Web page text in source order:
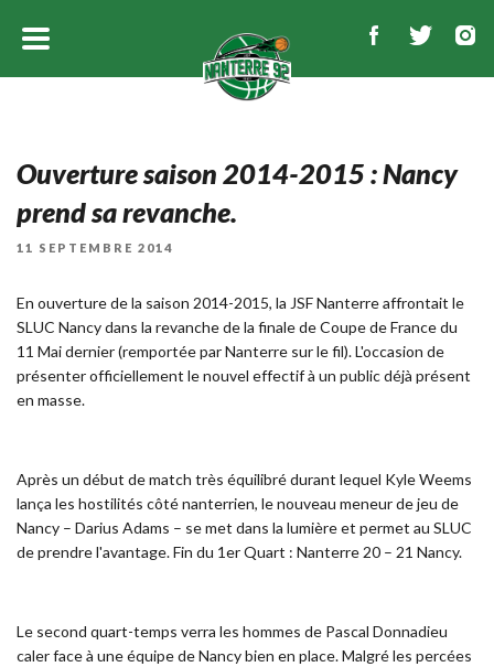
Ouverture saison 2014-2015 : Nancy
prend sa revanche.
PUBLIÉ
11 SEPTEMBRE 2014
En ouverture de la saison 2014-2015, la JSF Nanterre affrontait le
SLUC Nancy dans la revanche de la finale de Coupe de France du
11 Mai dernier (remportée par Nanterre sur le fil). L'occasion de
présenter officiellement le nouvel effectif à un public déjà présent
en masse.
Après un début de match très équilibré durant lequel Kyle Weems
lança les hostilités côté nanterrien, le nouveau meneur de jeu de
Nancy – Darius Adams – se met dans la lumière et permet au SLUC
de prendre l'avantage. Fin du 1er Quart : Nanterre 20 – 21 Nancy.
Le second quart-temps verra les hommes de Pascal Donnadieu
caler face à une équipe de Nancy bien en place. Malgré les percées